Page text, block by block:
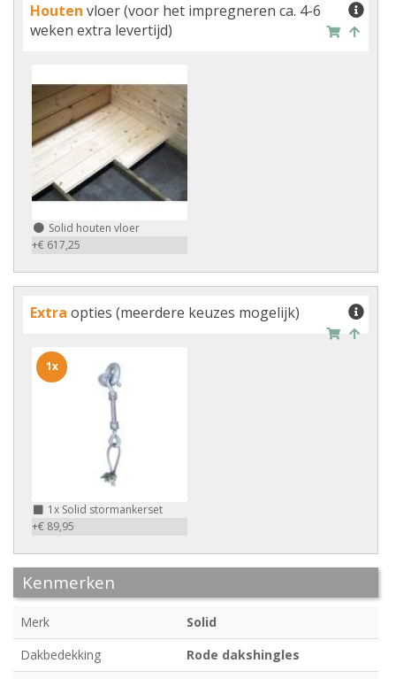
Houten vloer (voor het impregneren ca. 4-6
weken extra levertijd)
Solid houten vloer
+€ 617,25
Extra opties (meerdere keuzes mogelijk)
1x Solid stormankerset
+€ 89,95
1x
Kenmerken
Merk
Solid
Dakbedekking
Rode dakshingles